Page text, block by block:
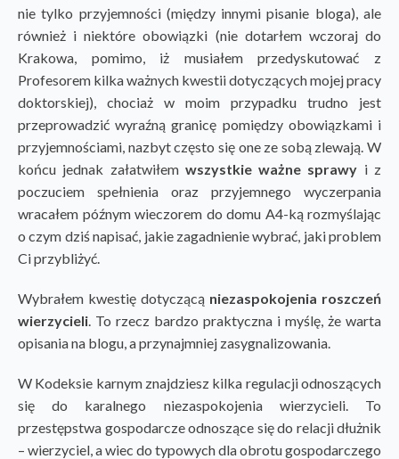
nie tylko przyjemności (między innymi pisanie bloga), ale
również i niektóre obowiązki (nie dotarłem wczoraj do
Krakowa, pomimo, iż musiałem przedyskutować z
Profesorem kilka ważnych kwestii dotyczących mojej pracy
doktorskiej), chociaż w moim przypadku trudno jest
przeprowadzić wyraźną granicę pomiędzy obowiązkami i
przyjemnościami, nazbyt często się one ze sobą zlewają. W
końcu jednak załatwiłemwszystkie ważne sprawy i z
poczuciem spełnienia oraz przyjemnego wyczerpania
wracałem późnym wieczorem do domu A4-ką rozmyślając
o czym dziś napisać, jakie zagadnienie wybrać, jaki problem
Ci przybliżyć.
Wybrałem kwestię dotyczącą niezaspokojenia roszczeń
wierzycieli. To rzecz bardzo praktyczna i myślę, że warta
opisania na blogu, a przynajmniej zasygnalizowania.
W Kodeksie karnym znajdziesz kilka regulacji odnoszących
się do karalnego niezaspokojenia wierzycieli. To
przestępstwa gospodarcze odnoszące się do relacji dłużnik
– wierzyciel, a wiec do typowych dla obrotu gospodarczego